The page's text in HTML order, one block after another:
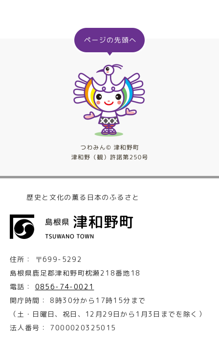
歴史と文化の薫る日本のふるさと
住所：
〒699-5292
島根県鹿足郡津和野町枕瀬218番地18
電話：
0856-74-0021
開庁時間：
8時30分から17時15分まで
（土・日曜日、祝日、12月29日から1月3日までを除く）
法人番号：
7000020325015